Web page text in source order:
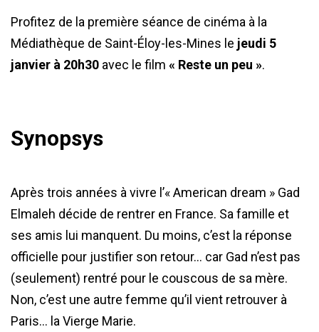
Profitez de la première séance de cinéma à la
Médiathèque de Saint-Éloy-les-Mines le jeudi 5
janvier à 20h30 avec le film « Reste un peu ».
Synopsys
Après trois années à vivre l’« American dream » Gad
Elmaleh décide de rentrer en France. Sa famille et
ses amis lui manquent. Du moins, c’est la réponse
officielle pour justifier son retour… car Gad n’est pas
(seulement) rentré pour le couscous de sa mère.
Non, c’est une autre femme qu’il vient retrouver à
Paris… la Vierge Marie.